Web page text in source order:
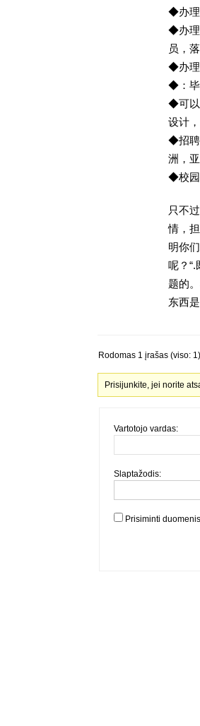
◆办理
◆办理
员，
◆办理
◆：毕
◆可以
设计
◆招聘
洲，
◆校园
只不
情，
明你
呢？
题的
东西
Rodomas 1 įrašas (viso: 1)
Prisijunkite, jei norite
Vartotojo vardas:
Slaptažodis:
Prisiminti duomenis